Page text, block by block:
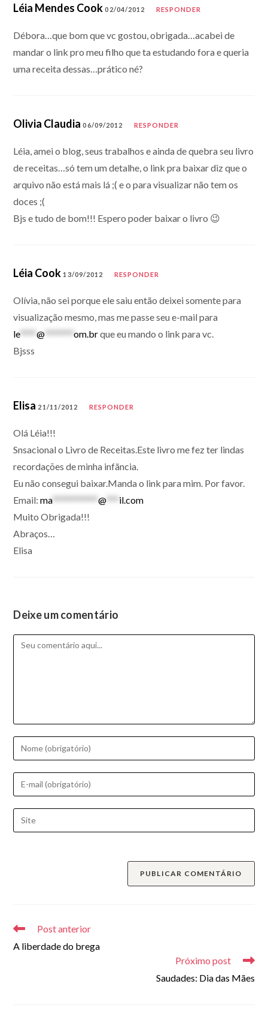
Léia Mendes Cook 02/04/2012 RESPONDER
Débora…que bom que vc gostou, obrigada…acabei de
mandar o link pro meu filho que ta estudando fora e queria
uma receita dessas…prático né?
Olivia Claudia 06/09/2012 RESPONDER
Léia, amei o blog, seus trabalhos e ainda de quebra seu livro
de receitas…só tem um detalhe, o link pra baixar diz que o
arquivo não está mais lá ;( e o para visualizar não tem os
doces ;(
Bjs e tudo de bom!!! Espero poder baixar o livro 😉
Léia Cook 13/09/2012 RESPONDER
Olívia, não sei porque ele saiu então deixei somente para
visualização mesmo, mas me passe seu e-mail para
le****@ *******om.brque eu mando o link para vc.
Bjsss
Elisa 21/11/2012 RESPONDER
Olá Léia!!!
Snsacional o Livro de Receitas.Este livro me fez ter lindas
recordações de minha infãncia.
Eu não consegui baixar.Manda o link para mim. Por favor.
Email:ma***********@
il.com
Muito Obrigada!!!
Abraços…
Elisa
Deixe um comentário
Comentário
Digite
seu
nome
ou
de
usuário
Digite
seu
endereço
de
Digite
o
artigosPost anterior
A liberdade do brega
Próximo post
Saudades: Dia das Mães